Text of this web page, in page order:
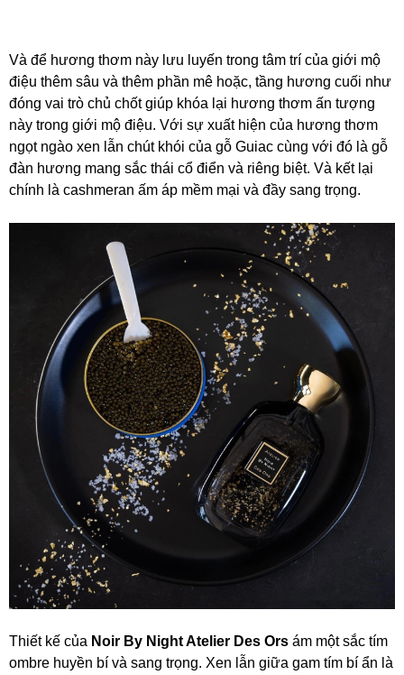
Và để hương thơm này lưu luyến trong tâm trí của giới mộ
điệu thêm sâu và thêm phần mê hoặc, tầng hương cuối như
đóng vai trò chủ chốt giúp khóa lại hương thơm ấn tượng
này trong giới mộ điệu. Với sự xuất hiện của hương thơm
ngọt ngào xen lẫn chút khói của gỗ Guiac cùng với đó là gỗ
đàn hương mang sắc thái cổ điển và riêng biệt. Và kết lại
chính là cashmeran ấm áp mềm mại và đầy sang trọng.
Thiết kế của Noir By Night Atelier Des Ors ám một sắc tím
ombre huyền bí và sang trọng. Xen lẫn giữa gam tím bí ẩn là